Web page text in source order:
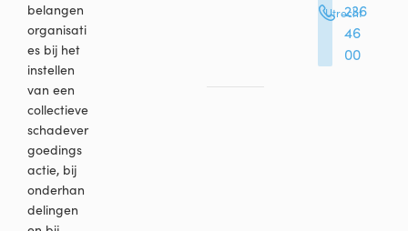
belangen
organisati
es bij het
instellen
van een
collectieve
schadever
goedings
actie, bij
onderhan
delingen
Utrecht
236
46
00